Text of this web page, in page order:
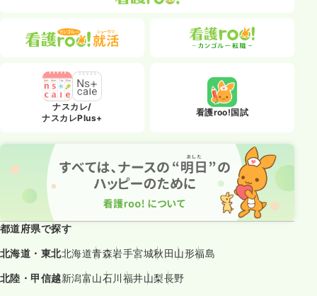
ナスカレ/
ナスカレPlus+
看護roo!国試
都道府県で探す
北海道・東北北海道青森岩手宮城秋田 山形福島
北陸・甲信越新潟富山石川 福井山梨長野